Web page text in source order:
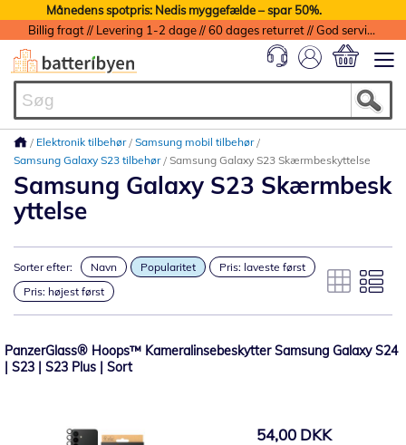
Månedens spotpris: Nedis myggefælde – spar 50%.
Billig fragt // Levering 1-2 dage // 60 dages returret // God service med garanti
Elektronik tilbehør Samsung mobil tilbehør
Samsung Galaxy S23 tilbehør Samsung Galaxy S23 Skærmbeskyttelse
Samsung Galaxy S23 Skærmbesk
yttelse
Sorter efter: Navn Popularitet
Pris: laveste først
Pris: højest først
PanzerGlass® Hoops™ Kameralinsebeskytter Samsung Galaxy S24
| S23 | S23 Plus | Sort
54,00 DKK